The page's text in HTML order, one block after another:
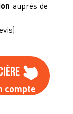
auprès de
compte